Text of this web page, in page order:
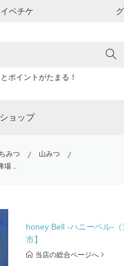
イベチケ
ポイントがたまる！
ショップ
みつ
山みつ
場 ..
honey Bell -ハニーベル-
市】
当店の総合ページへ